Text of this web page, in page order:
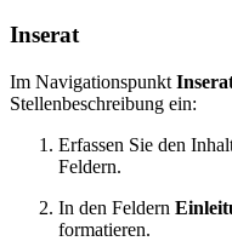
Inserat
Im Navigationspunkt
Stellenbeschreibung ein:
Erfassen Sie den
Feldern.
In den Feldern
formatieren.